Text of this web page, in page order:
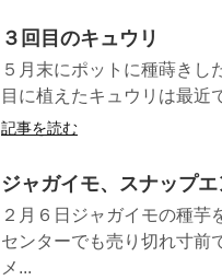
３回目のキュウリ
５月末にポットに種蒔きし
目に植えたキュウリは最近
記事を読む
ジャガイモ、スナップ
２月６日ジャガイモの種芋
センターでも売り切れ寸前
メ...